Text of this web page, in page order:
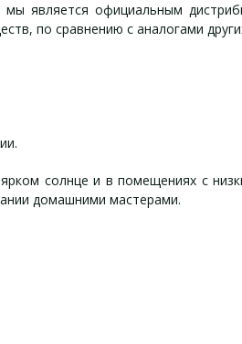
является официальным
по сравнению с аналогами
солнце и в помещениях с
домашними мастерами.